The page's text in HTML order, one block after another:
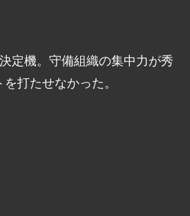
定機。守備組織の集中力が秀
打たせなかった。